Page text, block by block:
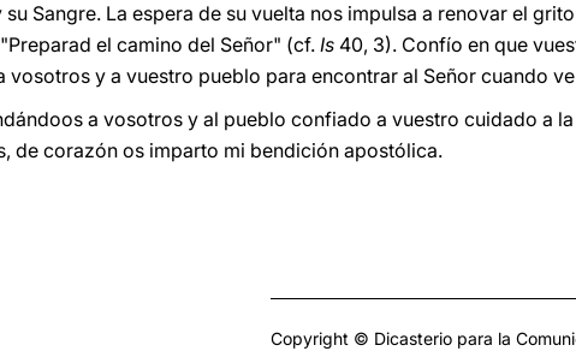
su Sangre. La espera de su vuelta nos impulsa a renovar el
el camino del Señor" (cf.Is 40, 3). Confío en que
vosotros y a vuestro pueblo para encontrar al Señor cuando
a vosotros y al pueblo confiado a vuestro cuidado a
de corazón os imparto mi bendición apostólica.
Copyright © Dicasterio para la